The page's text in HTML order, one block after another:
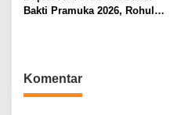
Bakti Pramuka 2026, Rohul
Komentar